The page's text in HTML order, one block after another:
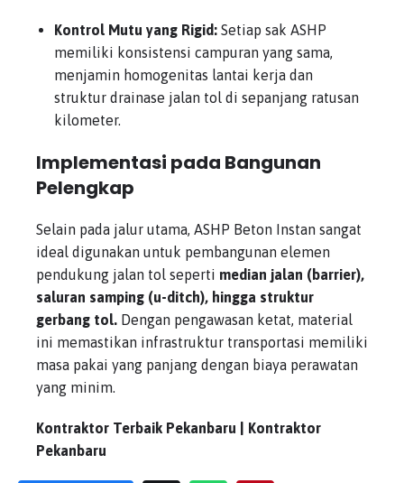
Kontrol Mutu yang Rigid: Setiap sak ASHP
memiliki konsistensi campuran yang sama,
menjamin homogenitas lantai kerja dan
struktur drainase jalan tol di sepanjang ratusan
kilometer.
Implementasi pada Bangunan
Pelengkap
Selain pada jalur utama, ASHP Beton Instan sangat
ideal digunakan untuk pembangunan elemen
pendukung jalan tol seperti median jalan (barrier),
saluran samping (u-ditch), hingga struktur
gerbang tol. Dengan pengawasan ketat, material
ini memastikan infrastruktur transportasi memiliki
masa pakai yang panjang dengan biaya perawatan
yang minim.
Kontraktor Terbaik Pekanbaru | Kontraktor
Pekanbaru